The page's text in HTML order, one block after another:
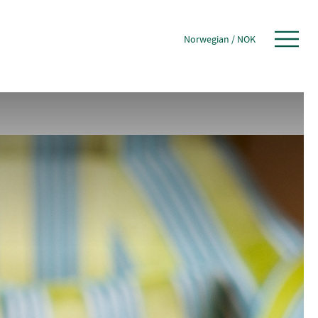
Norwegian / NOK